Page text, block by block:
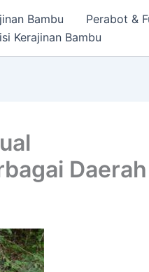
Bambu
Perabot &
Kerajinan Bambu
Daerah